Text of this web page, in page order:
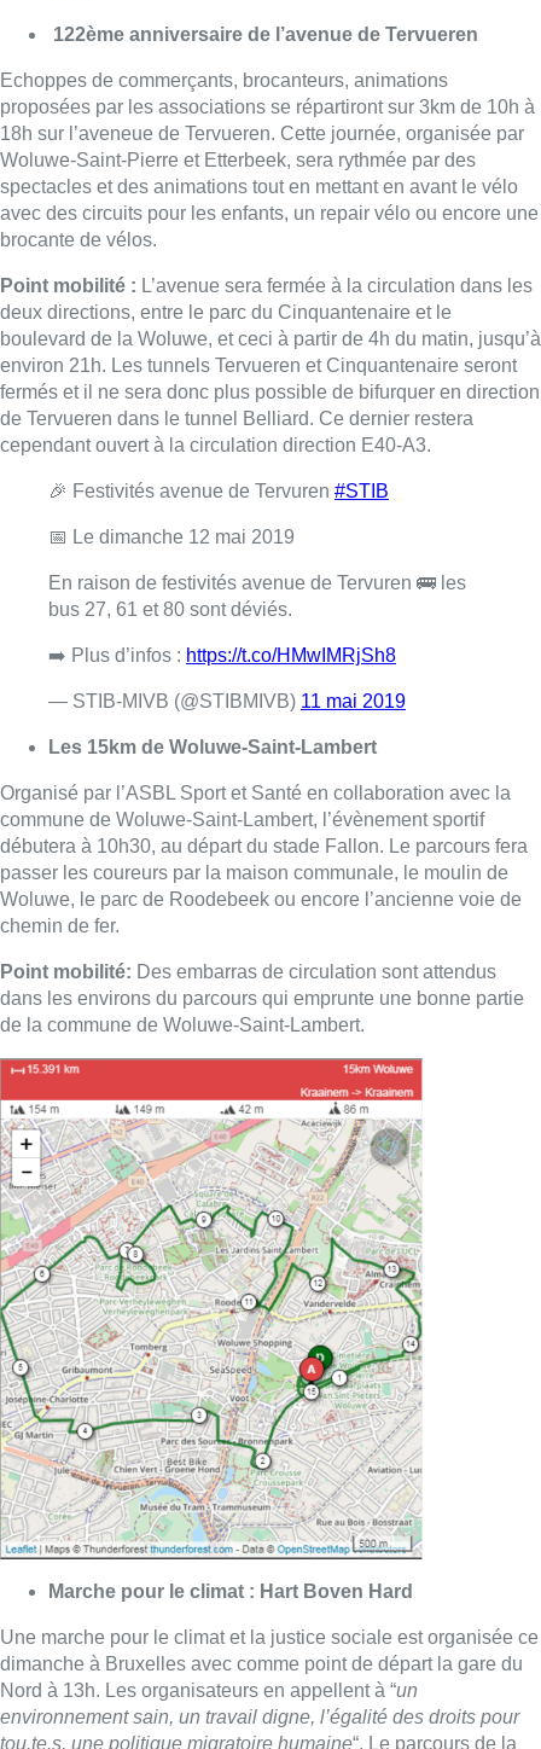
122ème anniversaire de l’avenue de Tervueren
Echoppes de commerçants, brocanteurs, animations
proposées par les associations se répartiront sur 3km de 10h à
18h sur l’aveneue de Tervueren. Cette journée, organisée par
Woluwe-Saint-Pierre et Etterbeek, sera rythmée par des
spectacles et des animations tout en mettant en avant le vélo
avec des circuits pour les enfants, un repair vélo ou encore une
brocante de vélos.
Point mobilité : L’avenue sera fermée à la circulation dans les
deux directions, entre le parc du Cinquantenaire et le
boulevard de la Woluwe, et ceci à partir de 4h du matin, jusqu’à
environ 21h. Les tunnels Tervueren et Cinquantenaire seront
fermés et il ne sera donc plus possible de bifurquer en direction
de Tervueren dans le tunnel Belliard. Ce dernier restera
cependant ouvert à la circulation direction E40-A3.
🎉 Festivités avenue de Tervuren #STIB
📅 Le dimanche 12 mai 2019
En raison de festivités avenue de Tervuren 🚌 les
bus 27, 61 et 80 sont déviés.
➡️ Plus d’infos : https://t.co/HMwIMRjSh8
— STIB-MIVB (@STIBMIVB) 11 mai 2019
Les 15km de Woluwe-Saint-Lambert
Organisé par l’ASBL Sport et Santé en collaboration avec la
commune de Woluwe-Saint-Lambert, l’évènement sportif
débutera à 10h30, au départ du stade Fallon. Le parcours fera
passer les coureurs par la maison communale, le moulin de
Woluwe, le parc de Roodebeek ou encore l’ancienne voie de
chemin de fer.
Point mobilité: Des embarras de circulation sont attendus
dans les environs du parcours qui emprunte une bonne partie
de la commune de Woluwe-Saint-Lambert.
Marche pour le climat : Hart Boven Hard
Une marche pour le climat et la justice sociale est organisée ce
dimanche à Bruxelles avec comme point de départ la gare du
Nord à 13h. Les organisateurs en appellent à “un
environnement sain, un travail digne, l’égalité des droits pour
tou.te.s, une politique migratoire humaine“. Le parcours de la